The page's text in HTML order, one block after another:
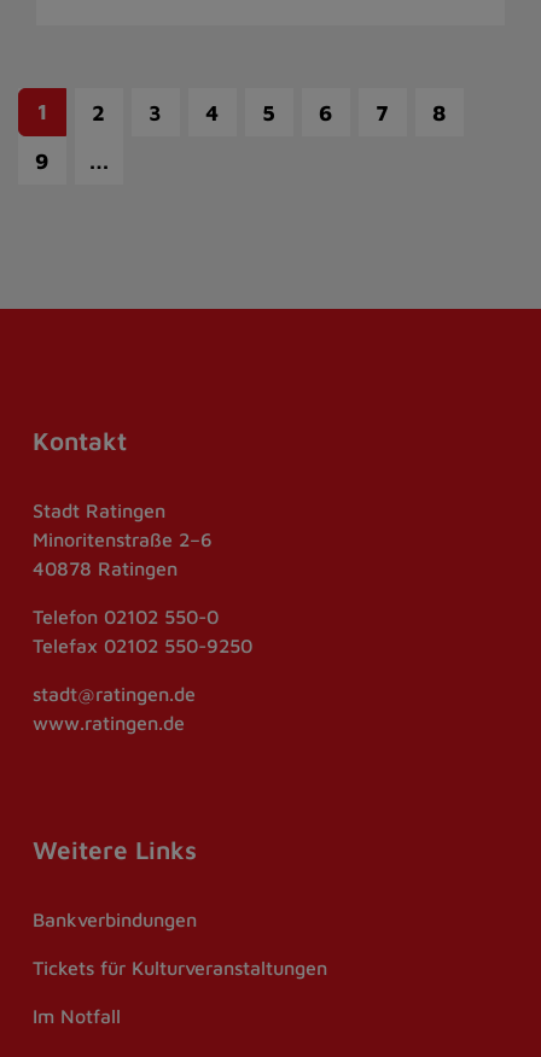
1 2 3 4 5 6 7
8
9
…
Kontakt
Stadt Ratingen
Minoritenstraße 2–6
40878 Ratingen
Telefon 02102 550-0
Telefax 02102 550-9250
stadt@ratingen.de
www.ratingen.de
Weitere Links
Bankverbindungen
Tickets für Kulturveranstaltungen
Im Notfall